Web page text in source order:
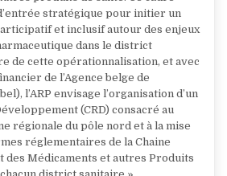
stratégique pour initier un
et inclusif autour des enjeux
dans le district
de cette opérationnalisation, et avec
de l’Agence belge de
l’ARP envisage l’organisation d’un
(CRD) consacré au
régionale du pôle nord et à la mise
réglementaires de la Chaine
des Médicaments et autres Produits